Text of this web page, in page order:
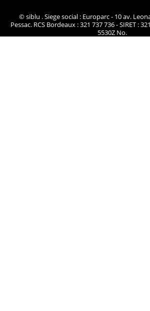
© siblu . Siege social : Europarc - 10 av.
Pessac. RCS Bordeaux : 321 737 736 - SIRET :
5530Z No.